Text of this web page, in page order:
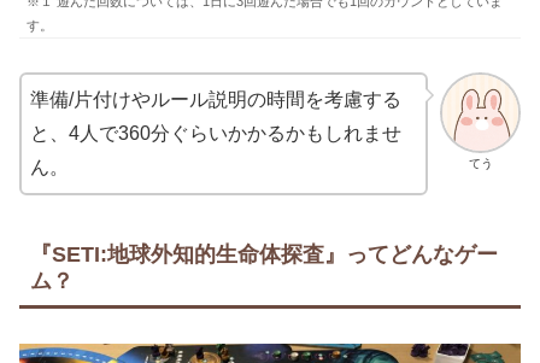
す。
てう
準備/片付けやルール説明の時間を考慮する
と、4人で360分ぐらいかかるかもしれませ
ん。
『SETI:地球外知的生命体探査』ってどんなゲー
ム？